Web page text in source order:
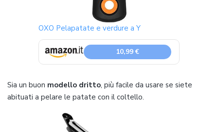
OXO Pelapatate e verdure a Y
10,99 €
Sia un buon modello dritto, più facile da usare se siete
abituati a pelare le patate con il coltello.